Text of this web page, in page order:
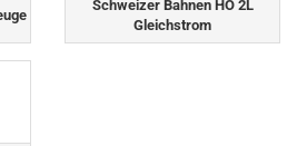
Schweizer Bahnen HO 2L
Gleichstrom